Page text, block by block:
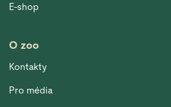
E-shop
O zoo
Kontakty
Pro média